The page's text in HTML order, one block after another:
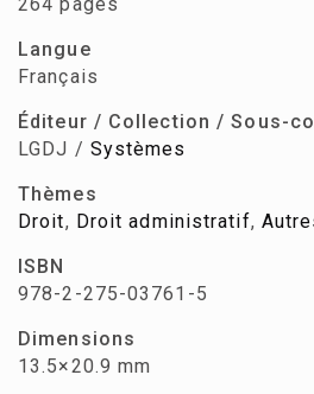
Langue
Français
Éditeur / Collection / Sous-
LGDJ / Systèmes
Thèmes
Droit, Droit administratif,
ISBN
978-2-275-03761-5
Dimensions
13.5×20.9 mm